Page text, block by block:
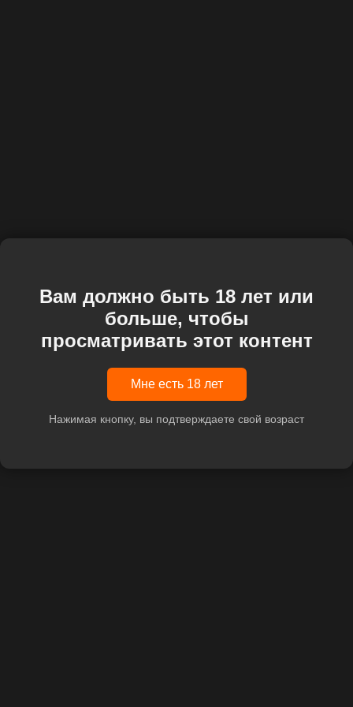
Вам должно быть 18 лет или
больше, чтобы
просматривать этот контент
Мне есть 18 лет
Нажимая кнопку, вы подтверждаете свой возраст